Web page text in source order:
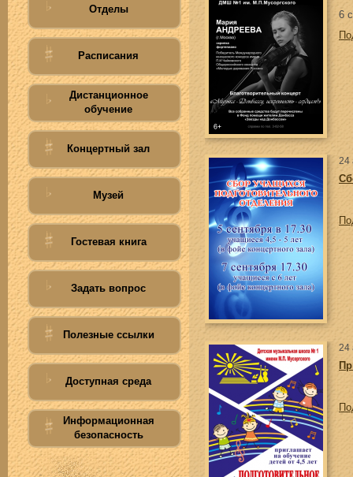
Отделы
Расписания
Дистанционное
обучение
Концертный зал
Музей
Гостевая книга
Задать вопрос
Полезные ссылки
Доступная среда
Информационная
безопасность
6
24
24